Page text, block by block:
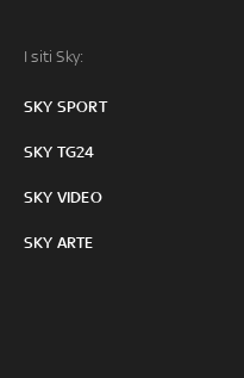
I siti Sky:
SKY SPORT
SKY TG24
SKY VIDEO
SKY ARTE